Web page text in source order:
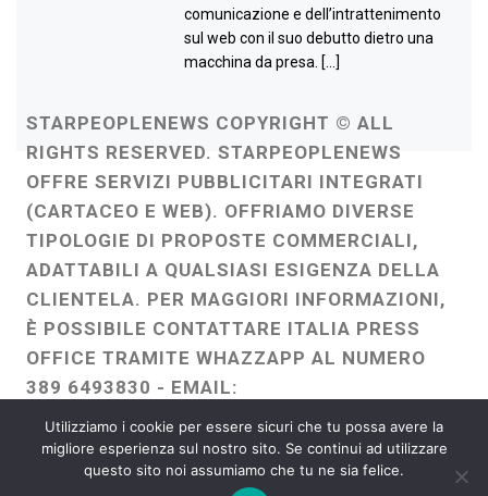
comunicazione e dell’intrattenimento
sul web con il suo debutto dietro una
macchina da presa. […]
STARPEOPLENEWS COPYRIGHT © ALL
RIGHTS RESERVED. STARPEOPLENEWS
OFFRE SERVIZI PUBBLICITARI INTEGRATI
(CARTACEO E WEB). OFFRIAMO DIVERSE
TIPOLOGIE DI PROPOSTE COMMERCIALI,
ADATTABILI A QUALSIASI ESIGENZA DELLA
CLIENTELA. PER MAGGIORI INFORMAZIONI,
È POSSIBILE CONTATTARE ITALIA PRESS
OFFICE TRAMITE WHAZZAPP AL NUMERO
389 6493830 - EMAIL:
ITALIAPRESSOFFICE@GMAIL.COM
WEBMASTER :FRANCESCO GENTILE
FREELANCE
Utilizziamo i cookie per essere sicuri che tu possa avere la
migliore esperienza sul nostro sito. Se continui ad utilizzare
questo sito noi assumiamo che tu ne sia felice.